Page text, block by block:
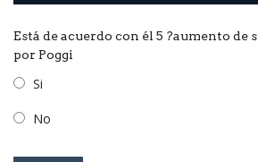
Está de acuerdo con él 5 ?aumento de
por Poggi
Si
No